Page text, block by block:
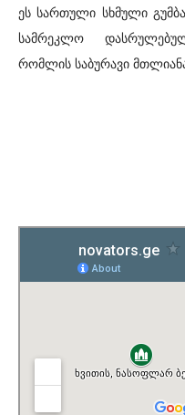
ეს სართული სხმული
სამრეკლო
რომლის საბურავი